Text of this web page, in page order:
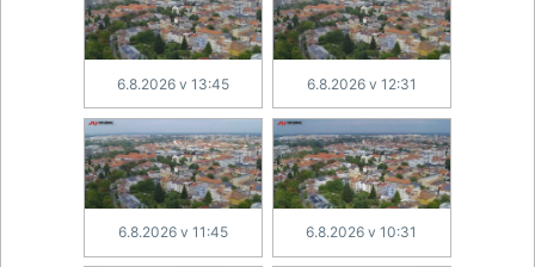
6.8.2026 v 13:45 6.8.2026 v 12:31
6.8.2026 v 11:45 6.8.2026 v 10:31